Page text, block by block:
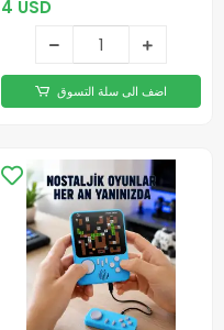
4 USD
اضف الى سلة التسوق